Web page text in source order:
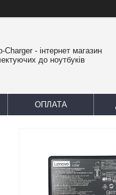
Charger - інтернет магазин
до ноутбуків
ОПЛАТА